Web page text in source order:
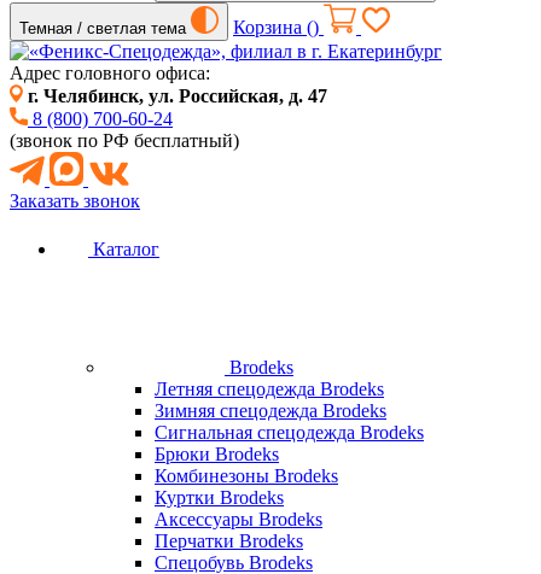
Темная / светлая тема Корзина ()
Адрес головного офиса:
г. Челябинск, ул. Российская, д. 47
8 (800) 700-60-24
(звонок по РФ бесплатный)
Заказать звонок
Каталог
Brodeks
Летняя спецодежда Brodeks
Зимняя спецодежда Brodeks
Сигнальная спецодежда Brodeks
Брюки Brodeks
Комбинезоны Brodeks
Куртки Brodeks
Аксессуары Brodeks
Перчатки Brodeks
Спецобувь Brodeks